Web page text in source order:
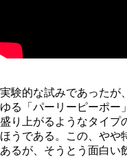
実験的な試みであったが
ゆる「パーリーピーポー
盛り上がるようなタイプ
ほうである。この、やや
あるが、そうとう面白い